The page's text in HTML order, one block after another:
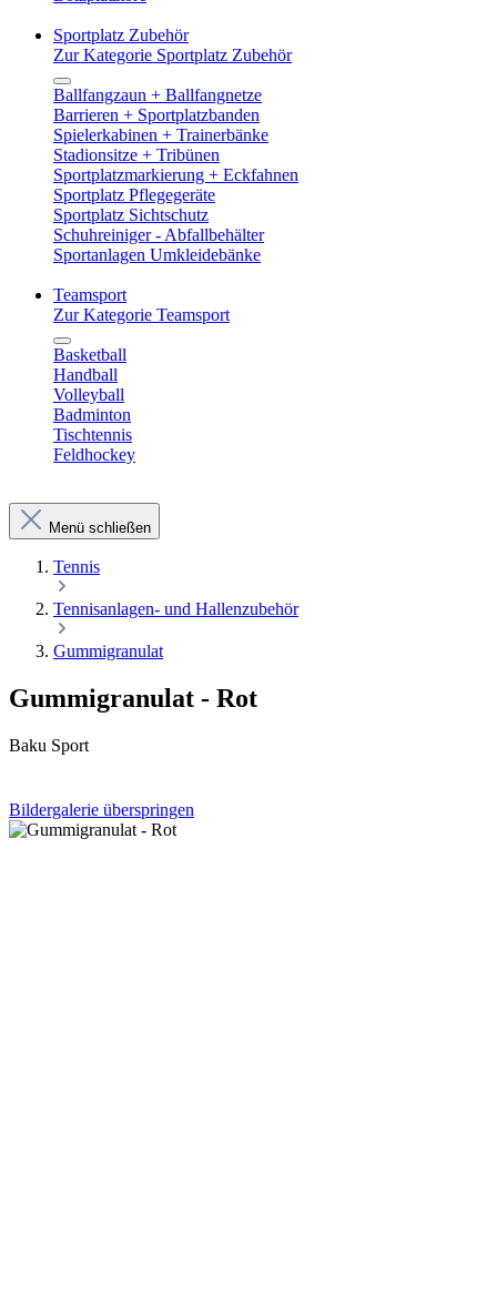
Sportplatz Zubehör
Zur Kategorie Sportplatz Zubehör
Ballfangzaun + Ballfangnetze
Barrieren + Sportplatzbanden
Spielerkabinen + Trainerbänke
Stadionsitze + Tribünen
Sportplatzmarkierung + Eckfahnen
Sportplatz Pflegegeräte
Sportplatz Sichtschutz
Schuhreiniger - Abfallbehälter
Sportanlagen Umkleidebänke
Teamsport
Zur Kategorie Teamsport
Basketball
Handball
Volleyball
Badminton
Tischtennis
Feldhockey
Menü schließen
Tennis
Tennisanlagen- und Hallenzubehör
Gummigranulat
Gummigranulat - Rot
Baku Sport
Bildergalerie überspringen